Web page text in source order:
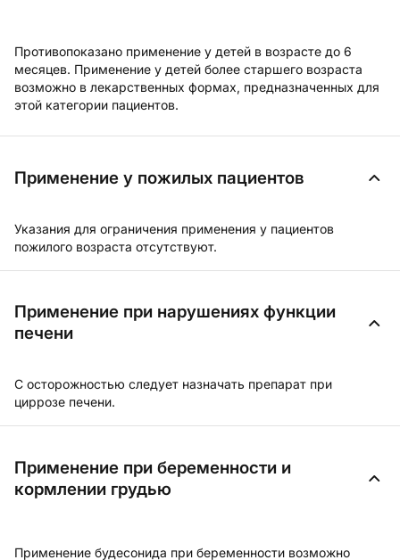
Противопоказано применение у детей в возрасте до 6
месяцев. Применение у детей более старшего возраста
возможно в лекарственных формах, предназначенных для
этой категории пациентов.
Применение у пожилых пациентов
Указания для ограничения применения у пациентов
пожилого возраста отсутствуют.
Применение при нарушениях функции
печени
С осторожностью следует назначать препарат при
циррозе печени.
Применение при беременности и
кормлении грудью
Применение будесонида при беременности возможно